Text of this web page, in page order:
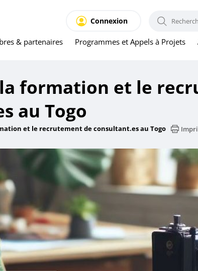
& partenaires Programmes et Appels à Projets
Connexion
formation et le
au Togo
et le recrutement de consultant.es au Togo